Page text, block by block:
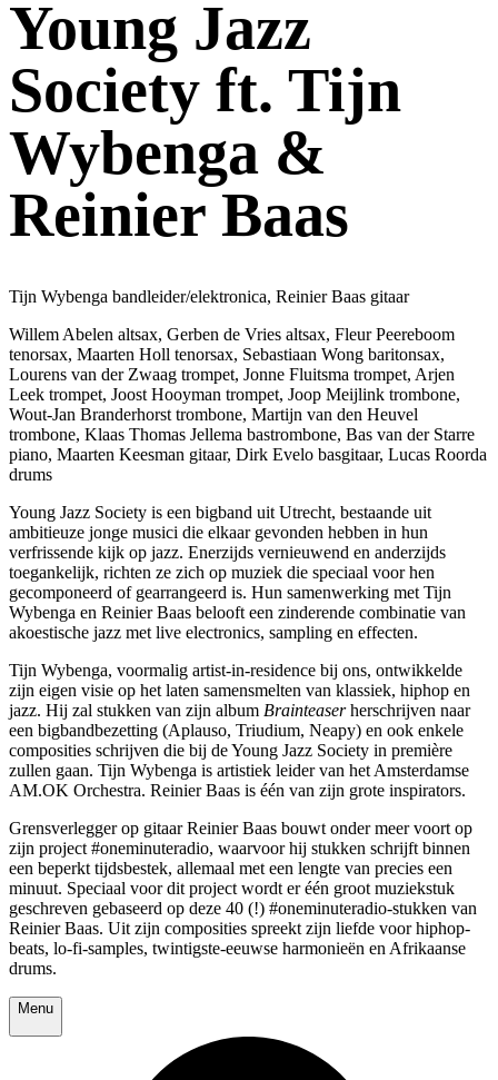
Young Jazz
Society ft. Tijn
Wybenga &
Reinier Baas
Tijn Wybenga bandleider/elektronica, Reinier Baas gitaar
Willem Abelen altsax, Gerben de Vries altsax, Fleur Peereboom
tenorsax, Maarten Holl tenorsax, Sebastiaan Wong baritonsax,
Lourens van der Zwaag trompet, Jonne Fluitsma trompet, Arjen
Leek trompet, Joost Hooyman trompet, Joop Meijlink trombone,
Wout-Jan Branderhorst trombone, Martijn van den Heuvel
trombone, Klaas Thomas Jellema bastrombone, Bas van der Starre
piano, Maarten Keesman gitaar, Dirk Evelo basgitaar, Lucas Roorda
drums
Young Jazz Society is een bigband uit Utrecht, bestaande uit
ambitieuze jonge musici die elkaar gevonden hebben in hun
verfrissende kijk op jazz. Enerzijds vernieuwend en anderzijds
toegankelijk, richten ze zich op muziek die speciaal voor hen
gecomponeerd of gearrangeerd is. Hun samenwerking met Tijn
Wybenga en Reinier Baas belooft een zinderende combinatie van
akoestische jazz met live electronics, sampling en effecten.
Tijn Wybenga, voormalig artist-in-residence bij ons, ontwikkelde
zijn eigen visie op het laten samensmelten van klassiek, hiphop en
jazz. Hij zal stukken van zijn album Brainteaserherschrijven naar
een bigbandbezetting (Aplauso, Triudium, Neapy) en ook enkele
composities schrijven die bij de Young Jazz Society in première
zullen gaan. Tijn Wybenga is artistiek leider van het Amsterdamse
AM.OK Orchestra. Reinier Baas is één van zijn grote inspirators.
Grensverlegger op gitaar Reinier Baas bouwt onder meer voort op
zijn project #oneminuteradio, waarvoor hij stukken schrijft binnen
een beperkt tijdsbestek, allemaal met een lengte van precies een
minuut. Speciaal voor dit project wordt er één groot muziekstuk
geschreven gebaseerd op deze 40 (!) #oneminuteradio-stukken van
Reinier Baas. Uit zijn composities spreekt zijn liefde voor hiphop-
beats, lo-fi-samples, twintigste-eeuwse harmonieën en Afrikaanse
drums.
Menu